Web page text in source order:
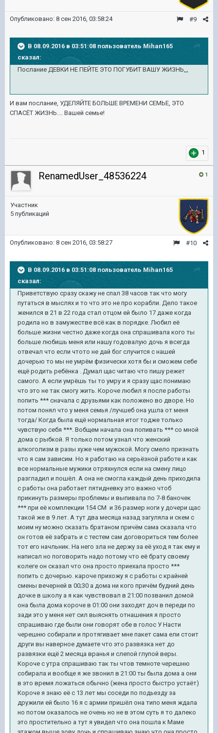
#9
Опубликовано: 8 сен 2016, 03:58:24
В 08.09.2016 в 03:51:08 пользователь Mihan165
сказал:
Послание ДЕВКИ НЕ ПЕЙТЕ ЭТО ПОГУБИТ ВАШУ ЖИЗНЬ,,,
И вам послание, УДЕЛЯЙТЕ БОЛЬШЕ ВРЕМЕНИ СЕМЬЕ, ЭТО
СПАСЁТ ЖИЗНЬ.... Вашей семье!
1
1
RenamedUser_48536224
Участник
5 публикаций
#10
Опубликовано: 8 сен 2016, 03:58:27
В 08.09.2016 в 03:51:08 пользователь Mihan165
сказал:
Приветствую сразу скажу не спал 38 часов так что могу
путаться в мыслях и то что это не про корабли. Дело такое
женился в 21 в 22 года стал отцом ей было 17 даже когда
родила но в замужестве всё как в порядке. Любил её
больше жизни честно даже когда она спрашивала кого ты
больше любишь меня или нашу годовалую дочь я всегда
отвечал что если чтото не дай бог случится с нашей
дочерью то мы не умрём физически хотя бы и сможем себе
ещё родить ребёнка . Думал щас читаю что пишу режет
самого. А если умрёшь ты то умру и я сразу щас понимаю
что это не так смогу жить. Короче любил я после работы
попить *** сначала с друзьями как положено во дворе. Но
потом понял что у меня семья /лучшеб она ушла от меня
тогда/ Когда была ещё нормальная итог тодже только
чувствую себя ***. Вобщем начала она попивать *** со мной
дома с рыбкой. Я только потом узнал что женский
алкоголизм в разы хуже чем мужской. Могу смело признать
что я сам зависим. Но я работаю на серьёзной работе и как
все нормальные мужики отряхнулся если на смену лицо
разгладил и пошёл. А она не смогла каждый день приходила
с работы она работает пятидневку это важно чтоб
прикинуть размеры проблемы и выпивала по 7-8 баночек
*** при её комплекции 154 СМ и 36 размер ноги у дочери щас
такой же в 9 лет. А тут два месяца назад загуляла и скем с
моим ну можно сказать братаном причём сама сказала что
он готов её забрать и с тестем сам договориться тем более
тот его начльник. На него зла не держу за её уход я так ему и
написал но поговорить надо потому что её брату своему
колеге он сказал что она просто приехала просто ***
попить с дочерью. кароче прихожу я с работы с крайней
смены вечерней в 00;30 а дома ни кого причём будний день
дочке в школу а я как чувствовал в 21:00 позванил домой
она была дома короче в 01:00 они заходят доч в переди по
зади это у меня нет сил выяснять отнашения я просто
спрашиваю где были они говорят обе в голос У Насти
черешню собирали и протягивает мне пакет сама ели стоит
други вы наверное думаете что это развязка нет до
развязки ещё 2 месяца вранья и слепой глупой веры.
Короче с утра спрашиваю так ты чтов темноте черешню
собирала и вообще я же звонил в 21:00 ты была дома а они
в это время ложаться обычно (жена просто быстро устаёт)
Короче я знаю её с 13 лет мы соседи по подьезду за
дружили ей было 16 я с армии пришёл она типо меня ждала
но потом оказалось не очень но не в этом суть я то далеко
это простительно а тут я увидел что она пошла к Маме